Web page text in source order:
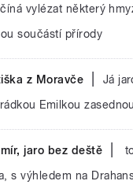
vylézat některý
součástí přírody
z Moravče
Já
Emilkou
jaro bez deště
s výhledem na